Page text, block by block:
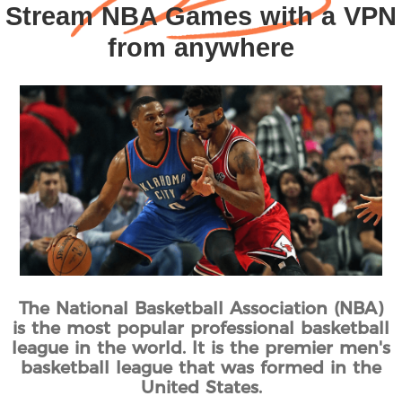
Stream NBA Games with a VPN
from anywhere
The National Basketball Association (NBA)
is the most popular professional basketball
league in the world. It is the premier men's
basketball league that was formed in the
United States.